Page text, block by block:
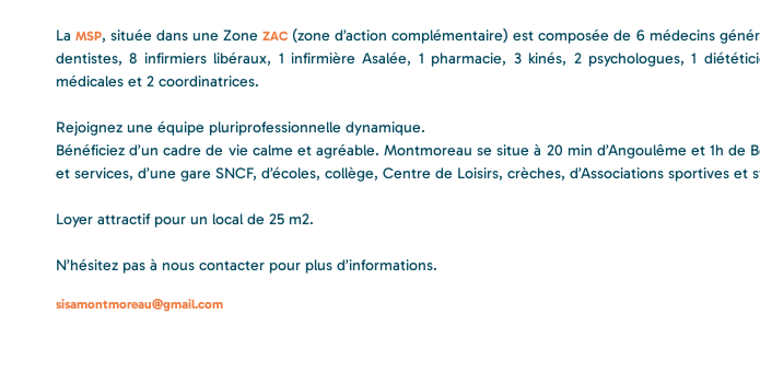
LaMSP, située dans une ZoneZAC (zone d’action complémentaire) est composée de 6 médecins
dentistes, 8 infirmiers libéraux, 1 infirmière Asalée, 1 pharmacie, 3 kinés, 2 psychologues, 1
médicales et 2 coordinatrices.
Rejoignez une équipe pluriprofessionnelle dynamique.
Bénéficiez d’un cadre de vie calme et agréable. Montmoreau se situe à 20 min d’Angoulême et 1h
et services, d’une gare SNCF, d’écoles, collège, Centre de Loisirs, crèches, d’Associations sportives et
Loyer attractif pour un local de 25 m2.
N’hésitez pas à nous contacter pour plus d’informations.
sisamontmoreau@gmail.com